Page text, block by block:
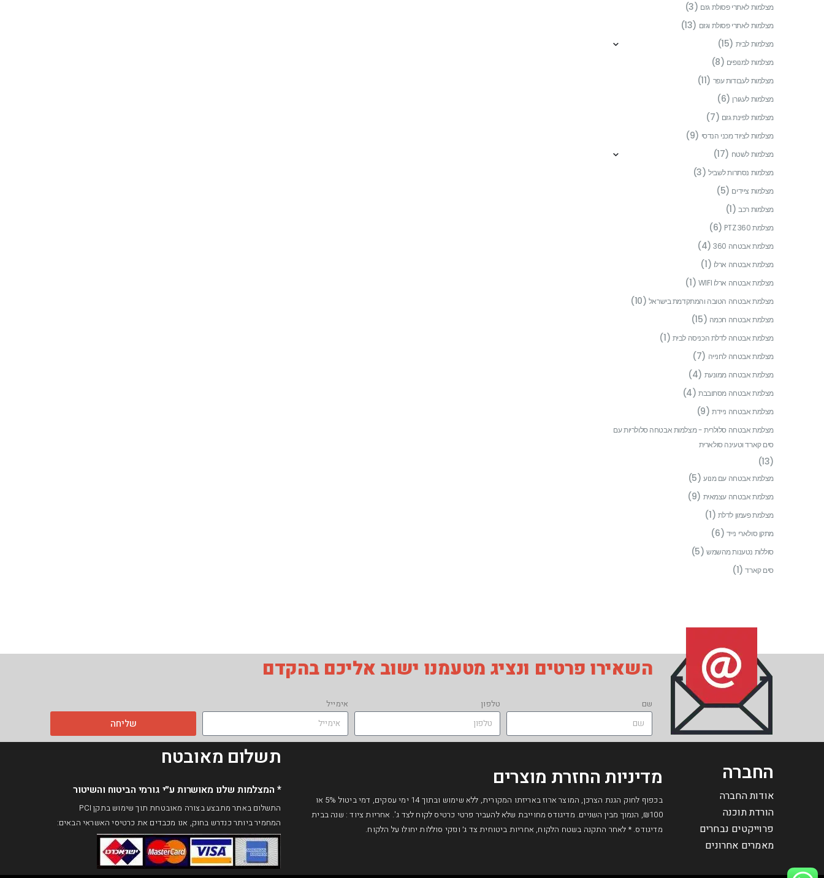
מצלמות לאתרי פסולת גזם (3)
מצלמות לאתרי פסולת וגזם (13)
מצלמות לבית (15)
מצלמות למנופים (8)
מצלמות לעבודות עפר (11)
מצלמות לעגורן (6)
מצלמות לפינת גזם (7)
מצלמות לציוד מכני הנדסי (9)
מצלמות לשטח (17)
מצלמות נסתרות לשביל (3)
מצלמות ציידים (5)
מצלמות רכב (1)
מצלמת PTZ 360 (6)
מצלמת אבטחה 360 (4)
מצלמת אבטחה ארלו (1)
מצלמת אבטחה ארלו WIFI (1)
מצלמת אבטחה הטובה והמתקדמת בישראל (10)
מצלמת אבטחה חכמה (15)
מצלמת אבטחה לדלת הכניסה לבית (1)
מצלמת אבטחה לחנייה (7)
מצלמת אבטחה ממונעת (4)
מצלמת אבטחה מסתובבת (4)
מצלמת אבטחה ניידת (9)
מצלמת אבטחה סלולרית - מצלמות אבטחה סלולריות עם
סים קארד וטעינה סולארית
(13)
מצלמת אבטחה עם מנוע (5)
מצלמת אבטחה עצמאית (9)
מצלמת פעמון לדלת (1)
מתקן סולארי נייד (6)
סוללות נטענות מהשמש (5)
סים קארד (1)
השאירו פרטים ונציג מטעמנו ישוב אליכם בהקדם
שם טלפון אימייל
שליחה
החברה
אודות החברה
הורדת תוכנה
פרוייקטים נבחרים
מאמרים אחרונים
מדיניות החזרת מוצרים
בכפוף לחוק הגנת הצרכן, המוצר ארוז באריזתו המקורית, ללא שימוש ובתוך 14 ימי עסקים, דמי ביטול 5% או
₪100, הנמוך מבין השניים. מדיגודס מחוייבת שלא להעביר פרטי כרטיס לקוח לצד ג'. אחריות ציוד : שנה בבית
מדיגודס. * לאחר התקנה בשטח הלקוח, אחריות ביטוחית צד ג׳ ונזקי סוללות יחולו על הלקוח.
תשלום מאובטח
* המצלמות שלנו מאושרות ע״י גורמי הביטוח והשיטור​
התשלום באתר מתבצע בצורה מאובטחת תוך שימוש בתקן PCI
המחמיר ביותר כנדרש בחוק, אנו מכבדים את כרטיסי האשראי הבאים: